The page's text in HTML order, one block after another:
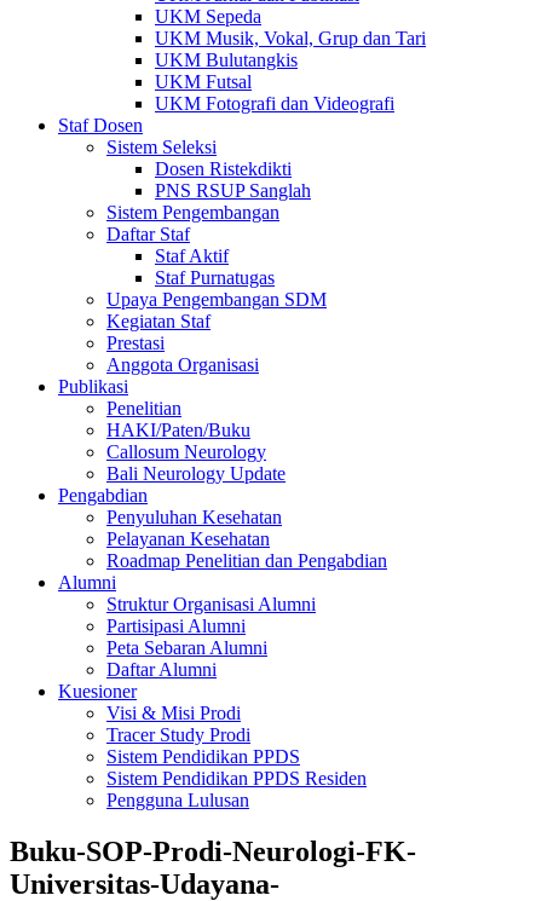
UKM Sepeda
UKM Musik, Vokal, Grup dan Tari
UKM Bulutangkis
UKM Futsal
UKM Fotografi dan Videografi
Staf Dosen
Sistem Seleksi
Dosen Ristekdikti
PNS RSUP Sanglah
Sistem Pengembangan
Daftar Staf
Staf Aktif
Staf Purnatugas
Upaya Pengembangan SDM
Kegiatan Staf
Prestasi
Anggota Organisasi
Publikasi
Penelitian
HAKI/Paten/Buku
Callosum Neurology
Bali Neurology Update
Pengabdian
Penyuluhan Kesehatan
Pelayanan Kesehatan
Roadmap Penelitian dan Pengabdian
Alumni
Struktur Organisasi Alumni
Partisipasi Alumni
Peta Sebaran Alumni
Daftar Alumni
Kuesioner
Visi & Misi Prodi
Tracer Study Prodi
Sistem Pendidikan PPDS
Sistem Pendidikan PPDS Residen
Pengguna Lulusan
Buku-SOP-Prodi-Neurologi-FK-
Universitas-Udayana-